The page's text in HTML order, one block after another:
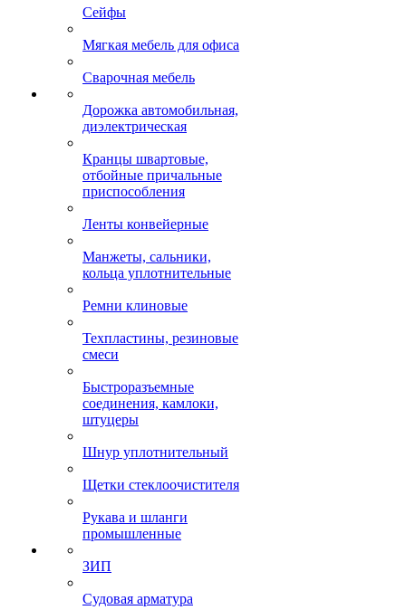
Сейфы
Мягкая мебель для офиса
Сварочная мебель
Дорожка автомобильная,
диэлектрическая
Кранцы швартовые,
отбойные причальные
приспособления
Ленты конвейерные
Манжеты, сальники,
кольца уплотнительные
Ремни клиновые
Техпластины, резиновые
смеси
Быстроразъемные
соединения, камлоки,
штуцеры
Шнур уплотнительный
Щетки стеклоочистителя
Рукава и шланги
промышленные
ЗИП
Судовая арматура